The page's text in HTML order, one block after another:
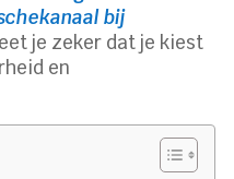
bij
je zeker dat je kiest
en